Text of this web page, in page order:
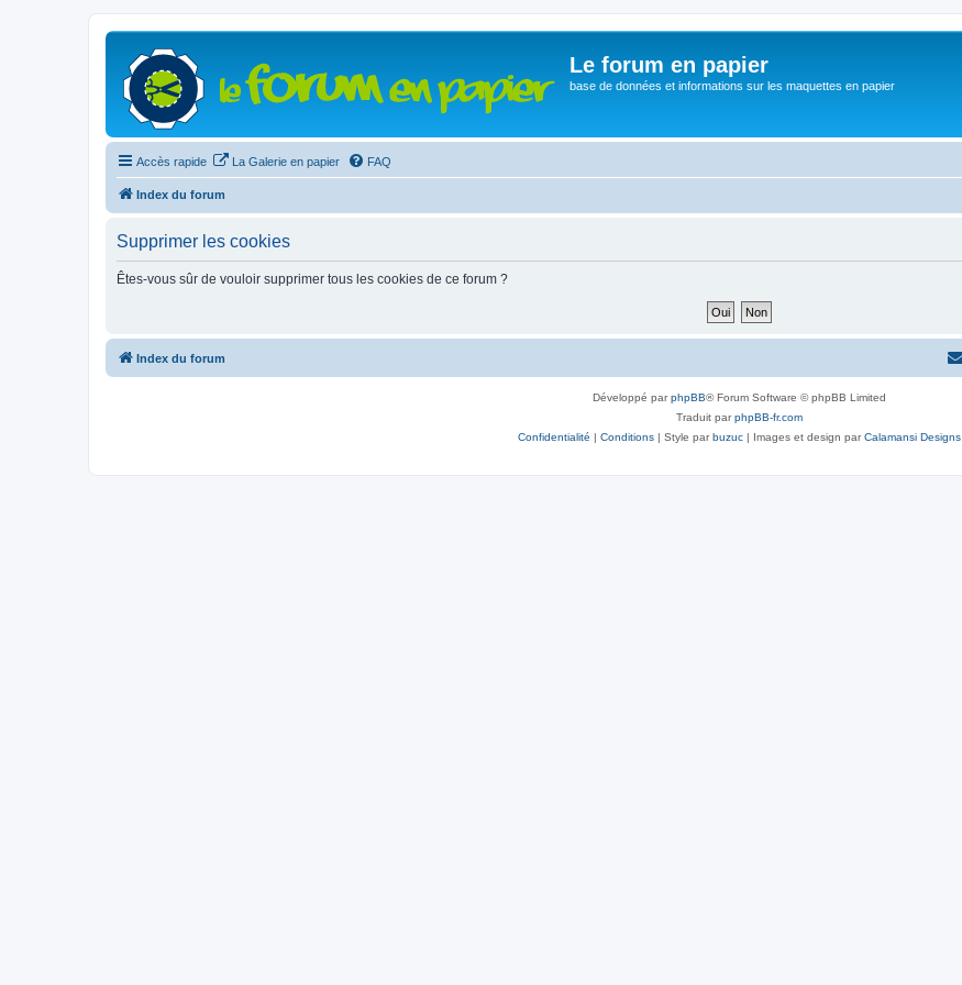
Le forum en papier
base de données et informations sur les maquettes en papier
Accès rapide La Galerie en papier FAQ
Index du forum
Supprimer les cookies
Êtes-vous sûr de vouloir supprimer tous les cookies de ce forum ?
Index du forum
Développé parphpBB® Forum Software © phpBB Limited
Traduit parphpBB-fr.com
Confidentialité | Conditions| Style parbuzuc| Images et design parCalamansi Designs